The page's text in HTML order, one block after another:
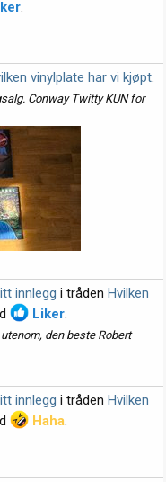
.
vinylplate har vi kjøpt.
Conway Twitty KUN for
innlegg i tråden Hvilken
Liker.
den beste Robert
innlegg i tråden Hvilken
Haha.